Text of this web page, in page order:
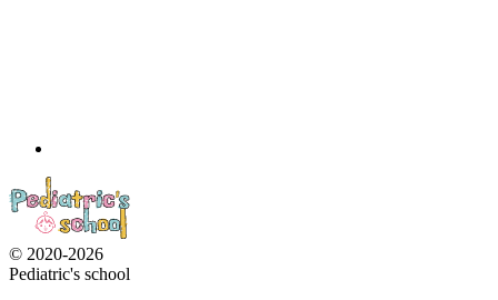
© 2020-2026
Pediatric's school